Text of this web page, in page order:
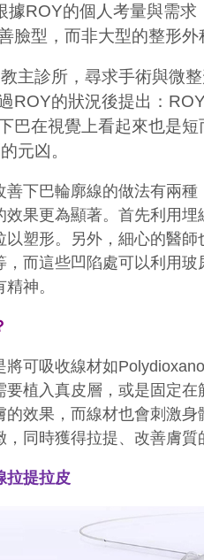
據ROY的個人考量與需求
臉型，而非大型的整形外
主診所，尋求手術與微
ROY的狀況後提出： ROY
巴在視覺上看起來也是短
元凶。
善下巴輪廓線的做法有兩
效果更為顯著。首先利用
以塑形。另外，細心的醫師
，而這些凹陷處可以利用
神。
將可吸收線材如
要植入真皮層，或是固定
的效果，而線材也會刺激
同時獲得拉提、改善膚質
拉提拉皮